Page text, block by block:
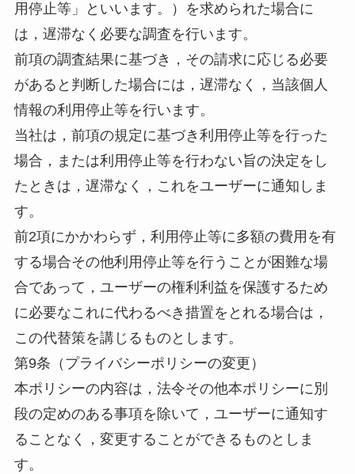
用停止等」といいます。）を求められた場合に
は，遅滞なく必要な調査を行います。
前項の調査結果に基づき，その請求に応じる必要
があると判断した場合には，遅滞なく，当該個人
情報の利用停止等を行います。
当社は，前項の規定に基づき利用停止等を行った
場合，または利用停止等を行わない旨の決定をし
たときは，遅滞なく，これをユーザーに通知しま
す。
前2項にかかわらず，利用停止等に多額の費用を有
する場合その他利用停止等を行うことが困難な場
合であって，ユーザーの権利利益を保護するため
に必要なこれに代わるべき措置をとれる場合は，
この代替策を講じるものとします。
第9条（プライバシーポリシーの変更）
本ポリシーの内容は，法令その他本ポリシーに別
段の定めのある事項を除いて，ユーザーに通知す
ることなく，変更することができるものとしま
す。